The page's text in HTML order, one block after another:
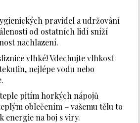
pravidel a udržování
od ostatních lidí sníží
nachlazení.
vlhké! Vdechujte vlhkost
nejlépe vodu nebo
pitím horkých nápojů
oblečením – vašemu tělu to
energie na boj s viry.